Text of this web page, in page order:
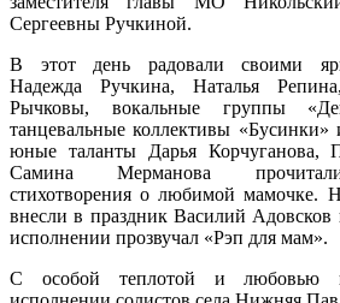
Сергеевны Ручкиной.
В этот день радовали своими
Надежда Ручкина, Наталья
Рычковы, вокальные группы
танцевальные коллективы
юные таланты Дарья Корчуганова,
Самина Мерманова
стихотворения о любимой мамочке.
внесли в праздник Василий
исполнении прозвучал «Рэп для мам».
С особой теплотой и любовью